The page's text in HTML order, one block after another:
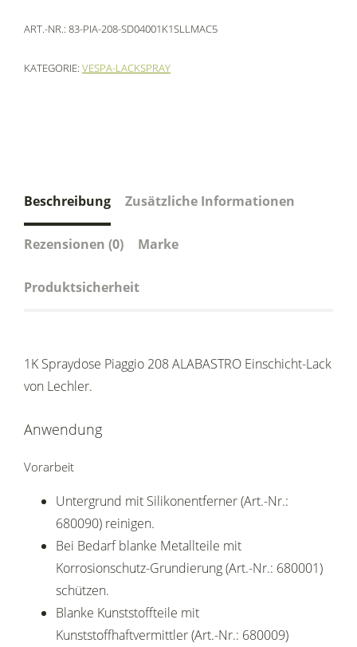
ART.-NR.: 83-PIA-208-SD04001K1SLLMAC5
KATEGORIE: VESPA-LACKSPRAY
Beschreibung Zusätzliche Informationen
Rezensionen (0) Marke
Produktsicherheit
1K Spraydose Piaggio 208 ALABASTRO Einschicht-Lack
von Lechler.
Anwendung
Vorarbeit
Untergrund mit Silikonentferner (Art.-Nr.:
680090) reinigen.
Bei Bedarf blanke Metallteile mit
Korrosionschutz-Grundierung (Art.-Nr.: 680001)
schützen.
Blanke Kunststoffteile mit
Kunststoffhaftvermittler (Art.-Nr.: 680009)